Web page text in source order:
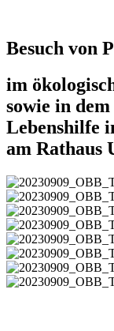
Besuch von
im
sowie in
Lebenshilfe
am Rathaus